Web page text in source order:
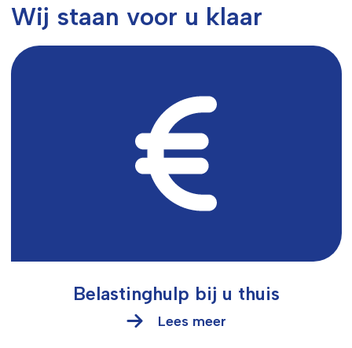
Wij staan voor u klaar
Belastinghulp bij u thuis
Lees meer